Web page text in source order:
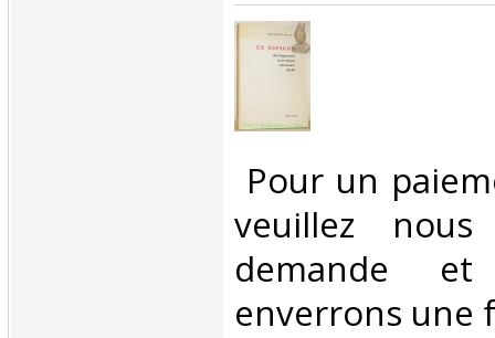
Pour un
veuillez
demande
enverrons une